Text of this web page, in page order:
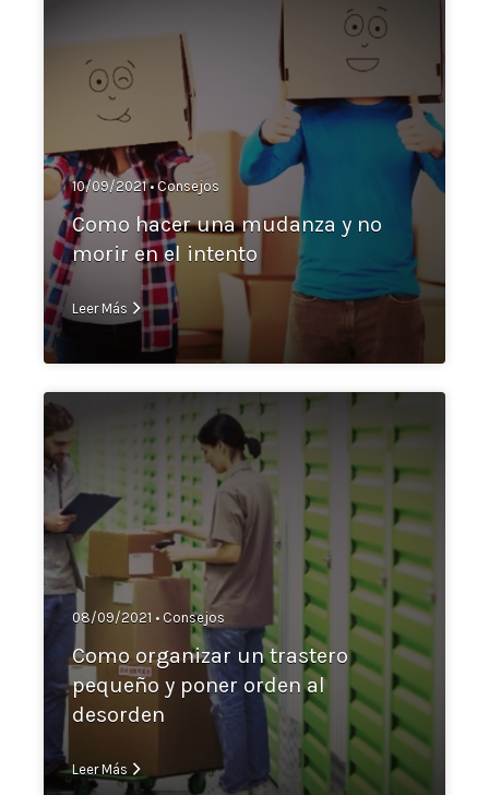
10/09/2021 •Consejos
Como hacer una mudanza y no
morir en el intento
Leer Más
08/09/2021 • Consejos
Como organizar un trastero
pequeño y poner orden al
desorden
Leer Más